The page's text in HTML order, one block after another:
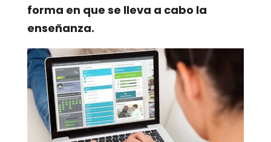
forma en que se lleva a cabo la
enseñanza.